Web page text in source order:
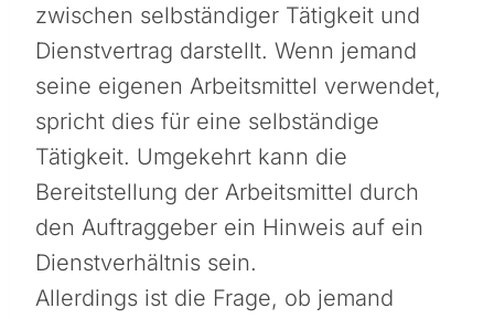
zwischen selbständiger Tätigkeit und
Dienstvertrag darstellt. Wenn jemand
seine eigenen Arbeitsmittel verwendet,
spricht dies für eine selbständige
Tätigkeit. Umgekehrt kann die
Bereitstellung der Arbeitsmittel durch
den Auftraggeber ein Hinweis auf ein
Dienstverhältnis sein.
Allerdings ist die Frage, ob jemand